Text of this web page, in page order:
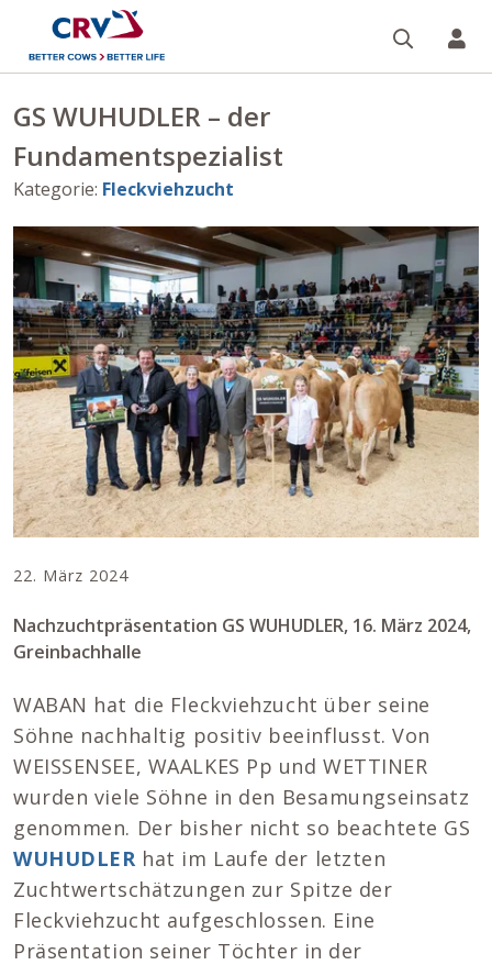
GS WUHUDLER – der
Fundamentspezialist
Kategorie: Fleckviehzucht
22. März 2024
Nachzuchtpräsentation GS WUHUDLER, 16. März 2024,
Greinbachhalle
WABAN hat die Fleckviehzucht über seine
Söhne nachhaltig positiv beeinflusst. Von
WEISSENSEE, WAALKES Pp und WETTINER
wurden viele Söhne in den Besamungseinsatz
genommen. Der bisher nicht so beachtete GS
WUHUDLER hat im Laufe der letzten
Zuchtwertschätzungen zur Spitze der
Fleckviehzucht aufgeschlossen. Eine
Präsentation seiner Töchter in der